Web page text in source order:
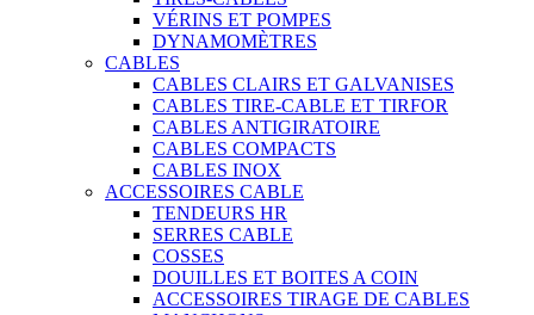
VÉRINS ET POMPES
DYNAMOMÈTRES
CABLES
CABLES CLAIRS ET GALVANISES
CABLES TIRE-CABLE ET TIRFOR
CABLES ANTIGIRATOIRE
CABLES COMPACTS
CABLES INOX
ACCESSOIRES CABLE
TENDEURS HR
SERRES CABLE
COSSES
DOUILLES ET BOITES A COIN
ACCESSOIRES TIRAGE DE CABLES